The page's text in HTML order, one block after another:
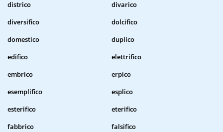
districo
divarico
diversifico
dolcifico
domestico
duplico
edifico
elettrifico
embrico
erpico
esemplifico
esplico
esterifico
eterifico
fabbrico
falsifico